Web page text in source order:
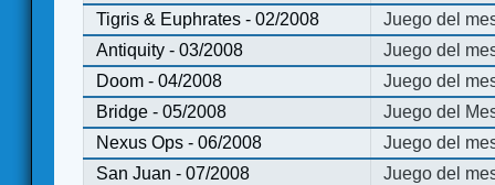
Tigris & Euphrates - 02/2008
Juego del
Antiquity - 03/2008
Juego del
Doom - 04/2008
Juego del
Bridge - 05/2008
Juego del
Nexus Ops - 06/2008
Juego del
San Juan - 07/2008
Juego del